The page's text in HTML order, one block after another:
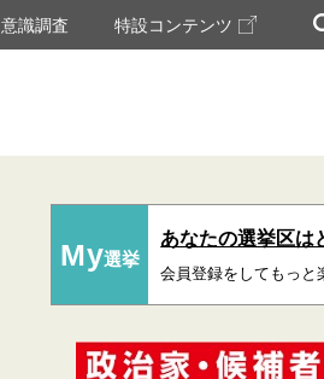
意識調査 特設コンテンツ
My選挙
あなたの選挙区は
会員登録をしてもっと